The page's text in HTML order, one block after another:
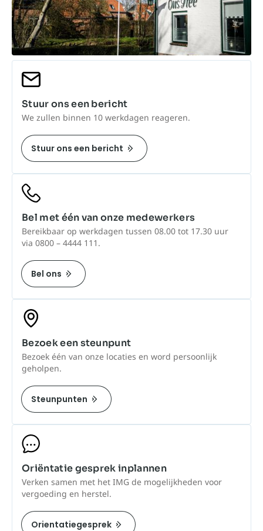
Stuur ons een bericht
We zullen binnen 10 werkdagen reageren.
Stuur ons een bericht
Bel met één van onze medewerkers
Bereikbaar op werkdagen tussen 08.00 tot 17.30 uur
via 0800 – 4444 111.
Bel ons
Bezoek een steunpunt
Bezoek één van onze locaties en word persoonlijk
geholpen.
Steunpunten
Oriëntatie gesprek inplannen
Verken samen met het IMG de mogelijkheden voor
vergoeding en herstel.
Orientatiegesprek